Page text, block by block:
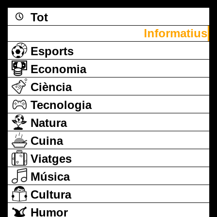
Tot
Informatius
Esports
Economia
Ciència
Tecnologia
Natura
Cuina
Viatges
Música
Cultura
Humor